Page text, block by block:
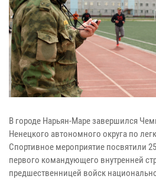
В городе Нарьян-Маре завершился
Ненецкого автономного округа по
Спортивное мероприятие посвятили
первого командующего внутренней
предшественницей войск